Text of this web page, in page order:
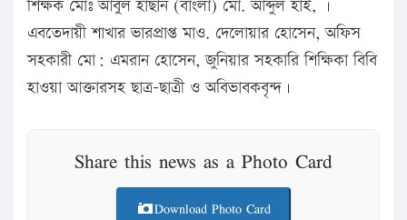
শিক্ষক মোঃ আবুল হাছান (বাংলা) মো. আব্দুল হাই, ।
এবতেদায়ী শাখার ভারপ্রাপ্ত মাও. দেলোয়ার হোসেন, অফিস
সহকারী মো: এমরান হোসেন, জুনিয়ার সহকারি শিক্ষিকা বিবি
হাওয়া আক্তারসহ ছাত্র-ছাত্রী ও অবিভাবকবৃন্দ।
Share this news as a Photo Card
Download Photo Card